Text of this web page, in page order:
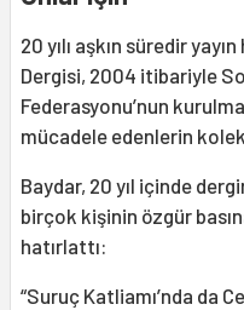
20 yılı aşkın süredir
Dergisi, 2004 itibariyle
Federasyonu’nun
mücadele edenlerin
Baydar, 20 yıl içinde
birçok kişinin özgür
hatırlattı:
“Suruç Katliamı’nda da